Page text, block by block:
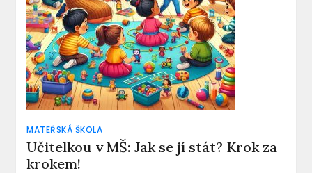
MATEŘSKÁ ŠKOLA
Učitelkou v MŠ: Jak se jí stát? Krok za
krokem!